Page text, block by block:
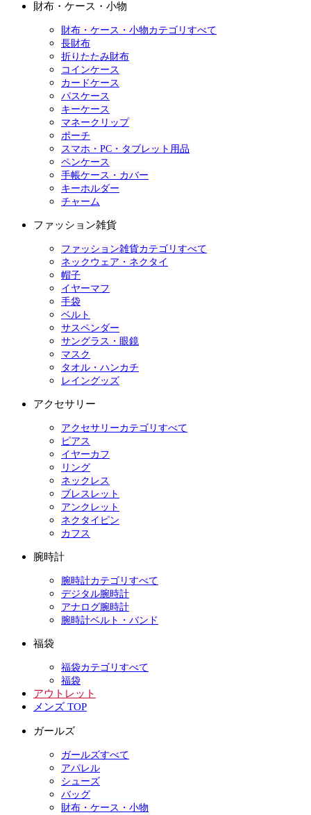
財布・ケース・小物
財布・ケース・小物カテゴリすべて
長財布
折りたたみ財布
コインケース
カードケース
パスケース
キーケース
マネークリップ
ポーチ
スマホ・PC・タブレット用品
ペンケース
手帳ケース・カバー
キーホルダー
チャーム
ファッション雑貨
ファッション雑貨カテゴリすべて
ネックウェア・ネクタイ
帽子
イヤーマフ
手袋
ベルト
サスペンダー
サングラス・眼鏡
マスク
タオル・ハンカチ
レイングッズ
アクセサリー
アクセサリーカテゴリすべて
ピアス
イヤーカフ
リング
ネックレス
ブレスレット
アンクレット
ネクタイピン
カフス
腕時計
腕時計カテゴリすべて
デジタル腕時計
アナログ腕時計
腕時計ベルト・バンド
福袋
福袋カテゴリすべて
福袋
アウトレット
メンズ TOP
ガールズ
ガールズすべて
アパレル
シューズ
バッグ
財布・ケース・小物